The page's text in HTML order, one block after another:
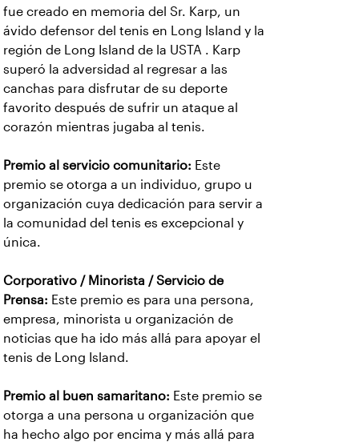
fue creado en memoria del Sr. Karp, un
ávido defensor del tenis en Long Island y la
región de Long Island de la USTA . Karp
superó la adversidad al regresar a las
canchas para disfrutar de su deporte
favorito después de sufrir un ataque al
corazón mientras jugaba al tenis.
Premio al servicio comunitario: Este
premio se otorga a un individuo, grupo u
organización cuya dedicación para servir a
la comunidad del tenis es excepcional y
única.
Corporativo / Minorista / Servicio de
Prensa: Este premio es para una persona,
empresa, minorista u organización de
noticias que ha ido más allá para apoyar el
tenis de Long Island.
Premio al buen samaritano: Este premio se
otorga a una persona u organización que
ha hecho algo por encima y más allá para